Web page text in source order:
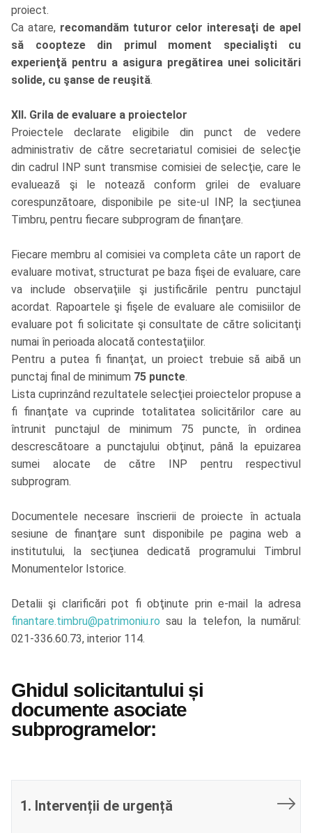
proiect.
Ca atare, recomandăm tuturor celor interesaţi de apel
să coopteze din primul moment specialişti cu
experienţă pentru a asigura pregătirea unei solicitări
solide, cu şanse de reuşită.
XII. Grila de evaluare a proiectelor
Proiectele declarate eligibile din punct de vedere
administrativ de către secretariatul comisiei de selecţie
din cadrul INP sunt transmise comisiei de selecţie, care le
evaluează şi le notează conform grilei de evaluare
corespunzătoare, disponibile pe site-ul INP, la secţiunea
Timbru, pentru fiecare subprogram de finanţare.
Fiecare membru al comisiei va completa câte un raport de
evaluare motivat, structurat pe baza fişei de evaluare, care
va include observaţiile şi justificările pentru punctajul
acordat. Rapoartele şi fişele de evaluare ale comisiilor de
evaluare pot fi solicitate şi consultate de către solicitanţi
numai în perioada alocată contestaţiilor.
Pentru a putea fi finanţat, un proiect trebuie să aibă un
punctaj final de minimum 75 puncte.
Lista cuprinzând rezultatele selecţiei proiectelor propuse a
fi finanţate va cuprinde totalitatea solicitărilor care au
întrunit punctajul de minimum 75 puncte, în ordinea
descrescătoare a punctajului obţinut, până la epuizarea
sumei alocate de către INP pentru respectivul
subprogram.
Documentele necesare înscrierii de proiecte în actuala
sesiune de finanţare sunt disponibile pe pagina web a
institutului, la secţiunea dedicată programului Timbrul
Monumentelor Istorice.
Detalii şi clarificări pot fi obţinute prin e-mail la adresa
finantare.timbru@patrimoniu.ro sau la telefon, la numărul:
021-336.60.73, interior 114.
Ghidul solicitantului și
documente asociate
subprogramelor:
1. Intervenții de urgență